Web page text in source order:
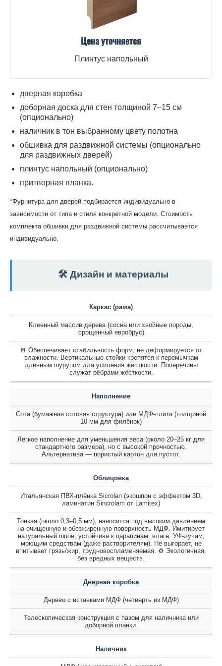
Цена уточняется
Плинтус напольный
дверная коробка
доборная доска для стен толщиной 7–15 см
(опционально)
наличник в тон выбранному цвету полотна
обшивка для раздвижной системы (опционально
для раздвижных дверей)
плинтус напольный (опционально)
притворная планка.
*Фурнитура для дверей подбирается индивидуально в
зависимости от типа и стиля конкретной модели. Стоимость
комплекта обшивки для раздвижной системы рассчитывается
индивидуально.
🛠️ Дизайн и материалы
Каркас (рама)
Клеенный массив дерева (сосна или хвойные породы,
срощенный евробрус)
🚪 Обеспечивает стабильность форм, не деформируется от
влажности. Вертикальные стойки крепятся к перемычкам
длинным шурупом для усиления жёсткости. Поперечины
служат рёбрами жёсткости.
Наполнение
Сота (бумажная сотовая структура) или МДФ-плита (толщиной
10 мм для филёнок)
Лёгкое наполнение для уменьшения веса (около 20–25 кг для
стандартного размера), но с высокой прочностью.
Альтернатива — пористый картон для пустот.
Облицовка
Итальянская ПВХ-плёнка Sicrolan (экошпон с эффектом 3D,
ламинатин Sincrolam от Lamitex)
Тонкая (около 0,3–0,5 мм), наносится под высоким давлением
на очищенную и обезжиренную поверхность МДФ. Имитирует
натуральный шпон, устойчива к царапинам, влаге, УФ-лучам,
моющим средствам (даже растворителям). Не выгорает, не
впитывает грязь/жир, трудновоспламеняемая. ♻️ Экологичная,
без вредных веществ.
Дверная коробка
Дерево с вставками МДФ (четверть из МДФ)
Телескопическая конструкция с пазом для наличника или
доборной планки.
Наличник